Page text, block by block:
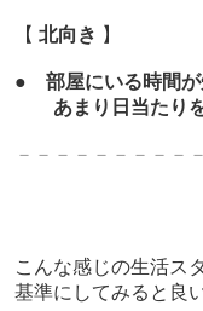
【 北向き 】
● 部屋にいる時間が
あまり日当たり
－－－－－－－－－
こんな感じの生活ス
基準にしてみると良